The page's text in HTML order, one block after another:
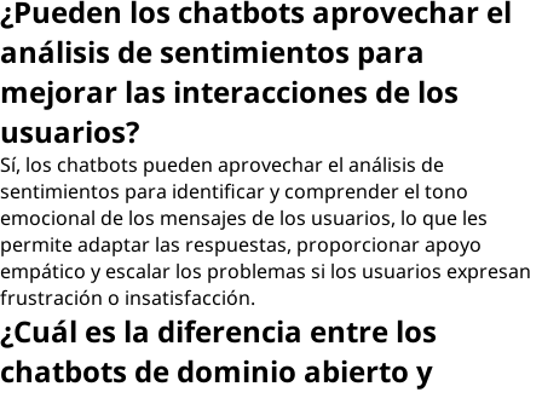
¿Pueden los chatbots aprovechar el
análisis de sentimientos para
mejorar las interacciones de los
usuarios?
Sí, los chatbots pueden aprovechar el análisis de
sentimientos para identificar y comprender el tono
emocional de los mensajes de los usuarios, lo que les
permite adaptar las respuestas, proporcionar apoyo
empático y escalar los problemas si los usuarios expresan
frustración o insatisfacción.
¿Cuál es la diferencia entre los
chatbots de dominio abierto y